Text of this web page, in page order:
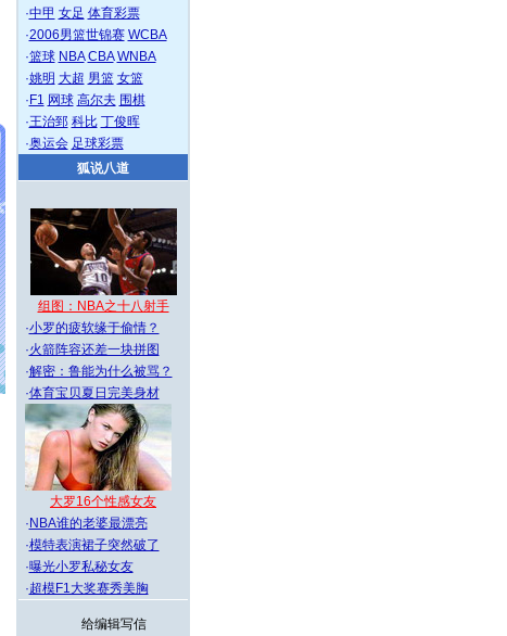
·中甲 女足 体育彩票
·2006男篮世锦赛 WCBA
·篮球 NBA CBA WNBA
·姚明 大超 男篮 女篮
· F1 网球 高尔夫 围棋
·王治郅 科比 丁俊晖
·奥运会 足球彩票
狐说八道
组图：NBA之十八射手
·小罗的疲软缘于偷情？
·火箭阵容还差一块拼图
·解密：鲁能为什么被骂？
·体育宝贝夏日完美身材
大罗16个性感女友
· NBA谁的老婆最漂亮
·模特表演裙子突然破了
·曝光小罗私秘女友
·超模F1大奖赛秀美胸
给编辑写信